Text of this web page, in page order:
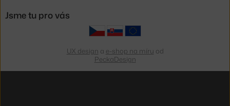
Jsme tu pro vás
UX design a e-shop na míru od
PeckaDesign